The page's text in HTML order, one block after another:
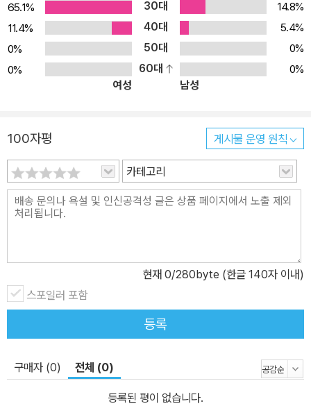
65.1% 30대
14.8%
11.4%
40대
5.4%
0%
50대
0%
0%
60대
0%
여성
남성
100자평 게시물 운영 원칙
카테고리
현재 0/280byte (한글 140자 이내)
스포일러 포함
등록
구매자 (0) 전체 (0)
등록된 평이 없습니다.